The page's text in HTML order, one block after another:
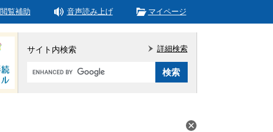
閲覧補助 音声読み上げ マイページ
サイト内検索
Google
詳細検索